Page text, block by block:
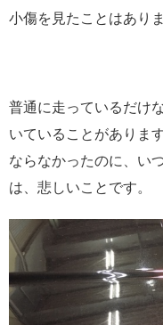
小傷を見たことはあり
普通に走っているだけ
いていることがありま
ならなかったのに、い
は、悲しいことです。